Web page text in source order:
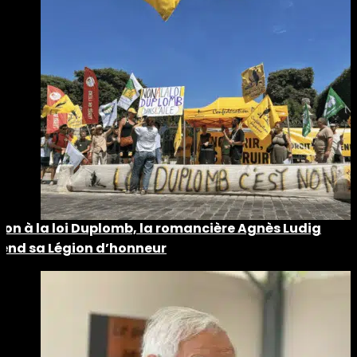
à la loi Duplomb, la romancière Agnès Ludig
sa Légion d’honneur